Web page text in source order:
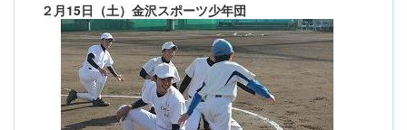
２月15日（土）金沢スポーツ少年団